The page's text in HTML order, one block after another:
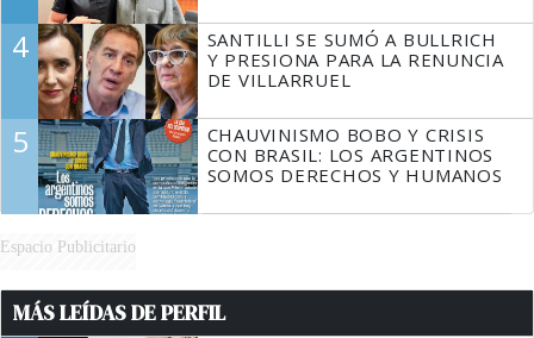
4
SANTILLI SE SUMÓ A BULLRICH
Y PRESIONA PARA LA RENUNCIA
DE VILLARRUEL
5
CHAUVINISMO BOBO Y CRISIS
CON BRASIL: LOS ARGENTINOS
SOMOS DERECHOS Y HUMANOS
Espacio Publicitario
MÁS LEÍDAS DE PERFIL